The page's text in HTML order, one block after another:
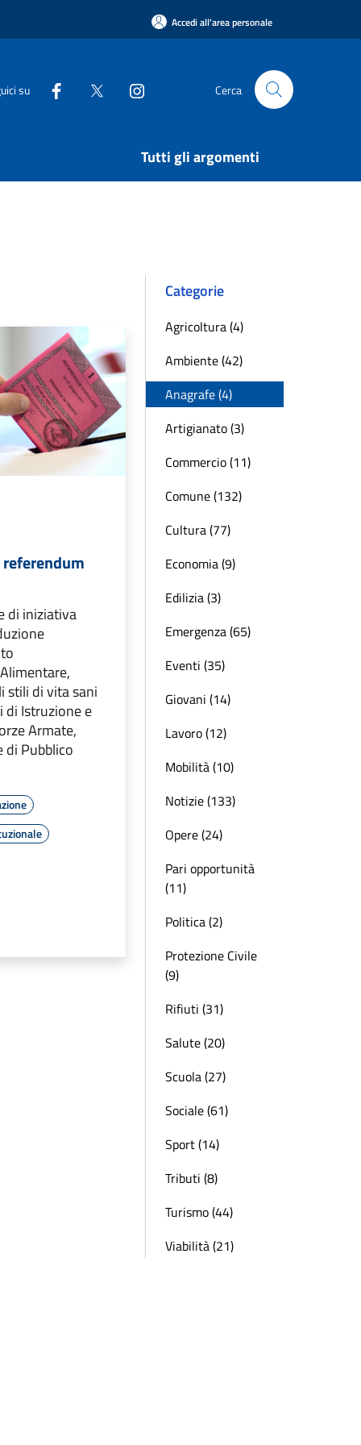
Accedi all'area personale
su Cerca
Tutti gli argomenti
di iniziativa
stili di vita sani
di Istruzione e
Armate,
di Pubblico
Categorie
Agricoltura (4)
Ambiente (42)
Anagrafe (4)
Artigianato (3)
Commercio (11)
Comune (132)
Cultura (77)
Economia (9)
Edilizia (3)
Emergenza (65)
Eventi (35)
Giovani (14)
Lavoro (12)
Mobilità (10)
Notizie (133)
Opere (24)
Pari opportunità
(11)
Politica (2)
Protezione Civile
(9)
Rifiuti (31)
Salute (20)
Scuola (27)
Sociale (61)
Sport (14)
Tributi (8)
Turismo (44)
Viabilità (21)